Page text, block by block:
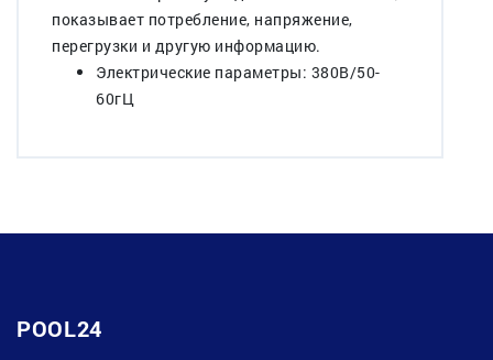
показывает потребление, напряжение,
перегрузки и другую информацию.
Электрические параметры: 380В/50-
60гЦ
POOL24